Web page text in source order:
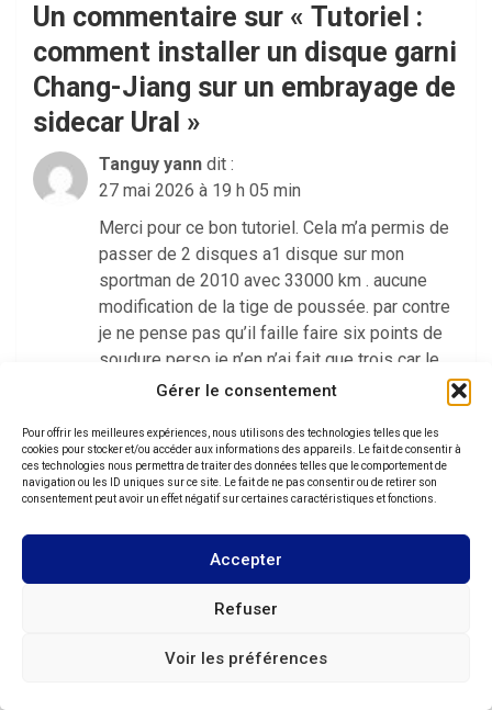
Gérer le consentement
Pour offrir les meilleures expériences, nous utilisons des technologies telles que les
cookies pour stocker et/ou accéder aux informations des appareils. Le fait de consentir à
ces technologies nous permettra de traiter des données telles que le comportement de
navigation ou les ID uniques sur ce site. Le fait de ne pas consentir ou de retirer son
consentement peut avoir un effet négatif sur certaines caractéristiques et fonctions.
Accepter
Refuser
Voir les préférences
Un commentaire sur « Tutoriel :
comment installer un disque garni
Chang-Jiang sur un embrayage de
sidecar Ural »
Tanguy yann dit :
27 mai 2026 à 19 h 05 min
Merci pour ce bon tutoriel. Cela m’a permis de
passer de 2 disques a1 disque sur mon
sportman de 2010 avec 33000 km . aucune
modification de la tige de poussée. par contre
je ne pense pas qu’il faille faire six points de
soudure perso je n’en n’ai fait que trois car le
plateau lisse ne travaille pas en scisaillement.
les seuls points d’interrogation sont les cages
des ressorts et le plateau de pression car là il
reste que 1 mm . on verra dans le temps ils
risquent de creuser un peu.quand cela arrivera
les ressorts centrés.
Laisser un commentaire